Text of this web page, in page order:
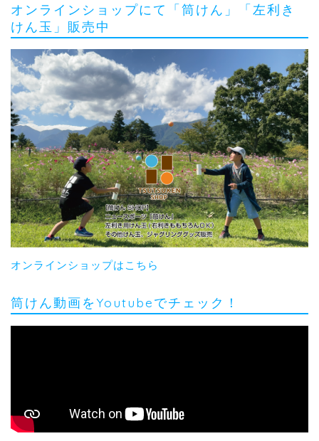
オンラインショップにて「筒けん」「左利き
けん玉」販売中
オンラインショップはこちら
筒けん動画をYoutubeでチェック！